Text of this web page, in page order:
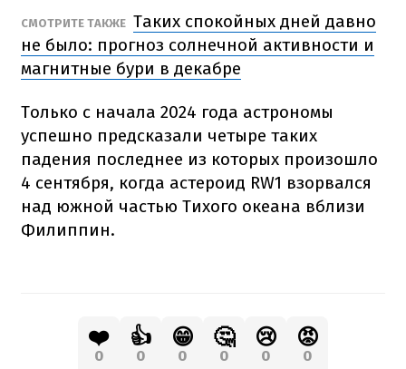
СМОТРИТЕ ТАКЖЕ Таких спокойных дней давно
не было: прогноз солнечной активности и
магнитные бури в декабре
Только с начала 2024 года астрономы
успешно предсказали четыре таких
падения последнее из которых произошло
4 сентября, когда астероид RW1 взорвался
над южной частью Тихого океана вблизи
Филиппин.
❤️
0
👍
0
😁
0
🤔
0
😢
0
😡
0